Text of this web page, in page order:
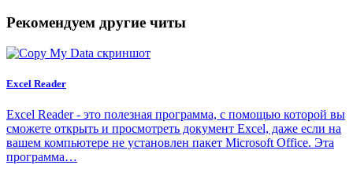
Рекомендуем другие читы
Excel Reader
Excel Reader - это полезная программа, с помощью которой вы
сможете открыть и просмотреть документ Excel, даже если на
вашем компьютере не установлен пакет Microsoft Office. Эта
программа…